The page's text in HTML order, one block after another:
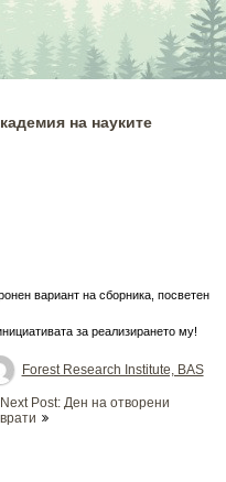
на науките
вариант на сборника, посветен
за реализирането му!
Forest Research Institute, BAS
Next Post: Ден на отворени
врати